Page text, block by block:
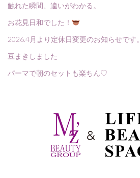
触れた瞬間、違いがわかる。
お花見日和でした！
2026.4月より定休日変更のお知らせです。
豆まきしました
パーマで朝のセットも楽ちん♡